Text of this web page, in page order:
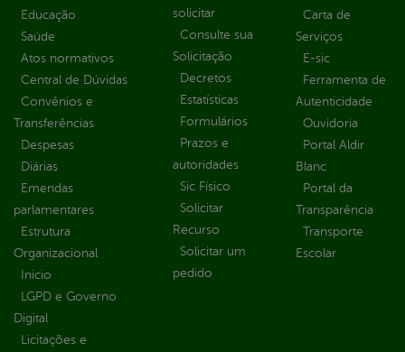
Educação
Saúde
Atos normativos
Central de Dúvidas
Convênios e
Transferências
Despesas
Diárias
Emendas
parlamentares
Estrutura
Organizacional
Inicio
LGPD e Governo
Digital
Licitações e
solicitar
Consulte sua
Solicitação
Decretos
Estatísticas
Formulários
Prazos e
autoridades
Sic Físico
Solicitar
Recurso
Solicitar um
pedido
Carta de
Serviços
E-sic
Ferramenta de
Autenticidade
Ouvidoria
Portal Aldir
Blanc
Portal da
Transparência
Transporte
Escolar